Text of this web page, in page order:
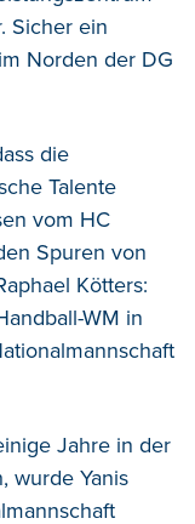
Sicher ein
Norden der DG
die
Talente
vom HC
Spuren von
Kötters:
WM in
Jahre in der
wurde Yanis